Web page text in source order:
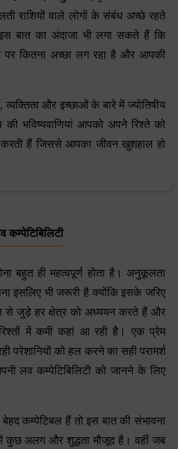
राशियों वाले लोगों के संबंध अच्छे रहते
बात का अंदाजा भी लगा सकते हैं कि
कितना अच्छा लग रहा है और आपकी
और इच्छाओं के बारे में ज्योतिषीय
भविष्यवाणियां आपको अपने रिश्ते को
हैं जिससे आपका जीवन खुशहाल हो
कम्पेटिबिलिटी
बहुत ही महत्वपूर्ण होता है। अनुकूलता
इसलिए भी जरूरी है क्योंकि इसके जरिए
से जुड़े हर क्षेत्र को अध्ययन करते हैं और
में कमी कहां आ रही है। एक प्रेम
परेशानियों को हल करने का सही परामर्श
लव कम्पेटिबिलिटी को जानने के लिए
कम्पेटिबल हैं तो इस बात की संभावना
कुछ अलग और शुद्धता मौजूद है। वहीं जब